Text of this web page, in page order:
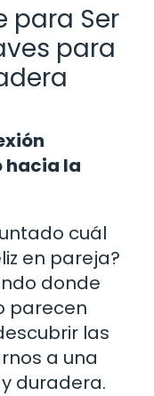
para Ser
para
hacia la
cuál
en pareja?
donde
parecen
las
a una
duradera.